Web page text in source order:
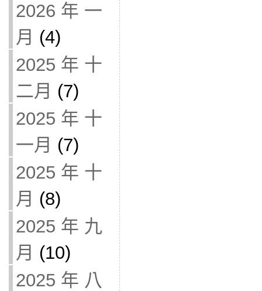
2026 年 一
月 (4)
2025 年 十
二月 (7)
2025 年 十
一月 (7)
2025 年 十
月 (8)
2025 年 九
月 (10)
2025 年 八